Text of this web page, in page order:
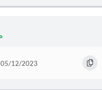
05/12/2023